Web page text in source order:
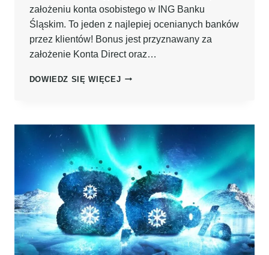
założeniu konta osobistego w ING Banku
Śląskim. To jeden z najlepiej ocenianych banków
przez klientów! Bonus jest przyznawany za
założenie Konta Direct oraz…
DOWIEDZ SIĘ WIĘCEJODBIERZ
KONTA
DIRECT
W
ING
BANKU
ŚLĄSKIM
+
OSZCZĘDZAJ
NA
7%